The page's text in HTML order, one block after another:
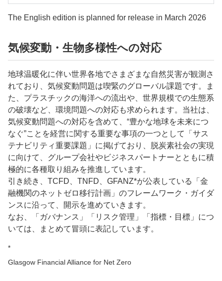
The English edition is planned for release in March 2026
気候変動・生物多様性への対応
地球温暖化に伴い世界各地でさまざまな自然災害が観測さ
れており、気候変動問題は喫緊のグローバル課題です。ま
た、プラスチックの海洋への流出や、世界規模での生態系
の破壊など、環境問題への対応も求められます。当社は、
気候変動問題への対応を含めて、“豊かな地球を未来につ
なぐ”ことを経営に関する重要な事項の一つとして「サス
テナビリティ重要課題」に掲げており、脱炭素社会の実現
に向けて、グループ会社やビジネスパートナーとともに積
極的に各種取り組みを推進しています。
引き続き、TCFD、TNFD、GFANZ*が公表している「金
融機関のネットゼロ移行計画」のフレームワーク・ガイダ
ンスに沿って、開示を進めていきます。
なお、「ガバナンス」「リスク管理」「指標・目標」につ
いては、まとめて冒頭に表記しています。
*
Glasgow Financial Alliance for Net Zero